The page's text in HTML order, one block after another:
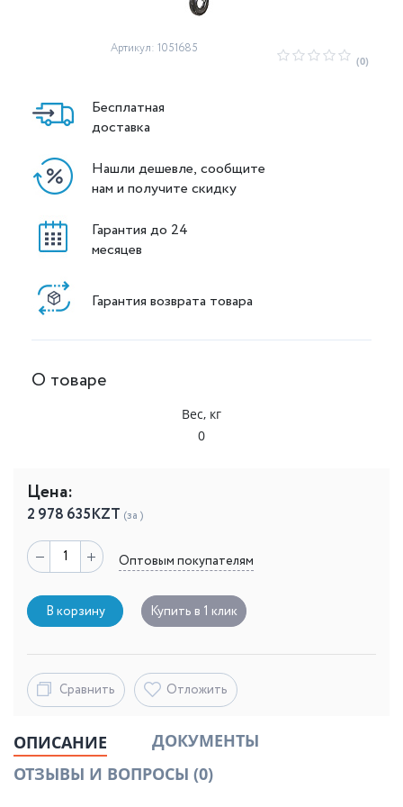
Артикул: 1051685
(0)
Бесплатная
доставка
Нашли дешевле, сообщите
нам и получите скидку
Гарантия до 24
месяцев
Гарантия возврата товара
О товаре
Вес, кг
0
Цена:
2 978 635KZT (за )
Оптовым покупателям
В корзину Купить в 1 клик
Сравнить Отложить
ОПИСАНИЕ
ДОКУМЕНТЫ
ОТЗЫВЫ И ВОПРОСЫ (0)